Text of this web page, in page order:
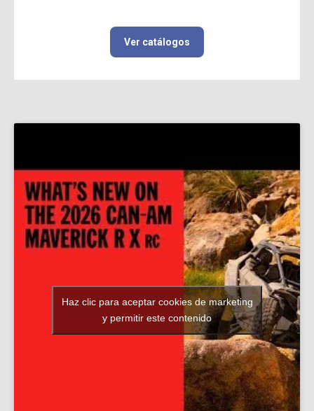
Ver catálogos
Haz clic para aceptar cookies de marketing
y permitir este contenido